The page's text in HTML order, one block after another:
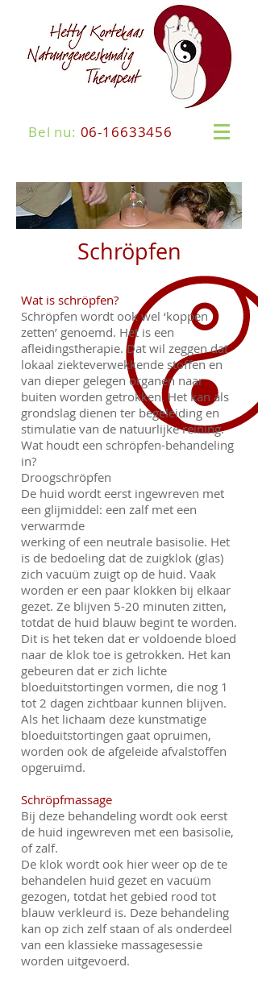
Bel nu: 06-16633456
Schröpfen
Wat is schröpfen?
Schröpfen wordt ook wel ‘koppen
zetten’ genoemd. Het is een
afleidingstherapie. Dat wil zeggen dat
lokaal ziekteverwekkende stoffen en
van dieper gelegen organen naar
buiten worden getrokken. Het kan als
grondslag dienen ter begeleiding en
stimulatie van de natuurlijke reining.
Wat houdt een schröpfen-behandeling
in?
Droogschröpfen
De huid wordt eerst ingewreven met
een glijmiddel: een zalf met een
verwarmde
werking of een neutrale basisolie. Het
is de bedoeling dat de zuigklok (glas)
zich vacuüm zuigt op de huid. Vaak
worden er een paar klokken bij elkaar
gezet. Ze blijven 5-20 minuten zitten,
totdat de huid blauw begint te worden.
Dit is het teken dat er voldoende bloed
naar de klok toe is getrokken. Het kan
gebeuren dat er zich lichte
bloeduitstortingen vormen, die nog 1
tot 2 dagen zichtbaar kunnen blijven.
Als het lichaam deze kunstmatige
bloeduitstortingen gaat opruimen,
worden ook de afgeleide afvalstoffen
opgeruimd.
Schröpfmassage
Bij deze behandeling wordt ook eerst
de huid ingewreven met een basisolie,
of zalf.
De klok wordt ook hier weer op de te
behandelen huid gezet en vacuüm
gezogen, totdat het gebied rood tot
blauw verkleurd is. Deze behandeling
kan op zich zelf staan of als onderdeel
van een klassieke massagesessie
worden uitgevoerd.